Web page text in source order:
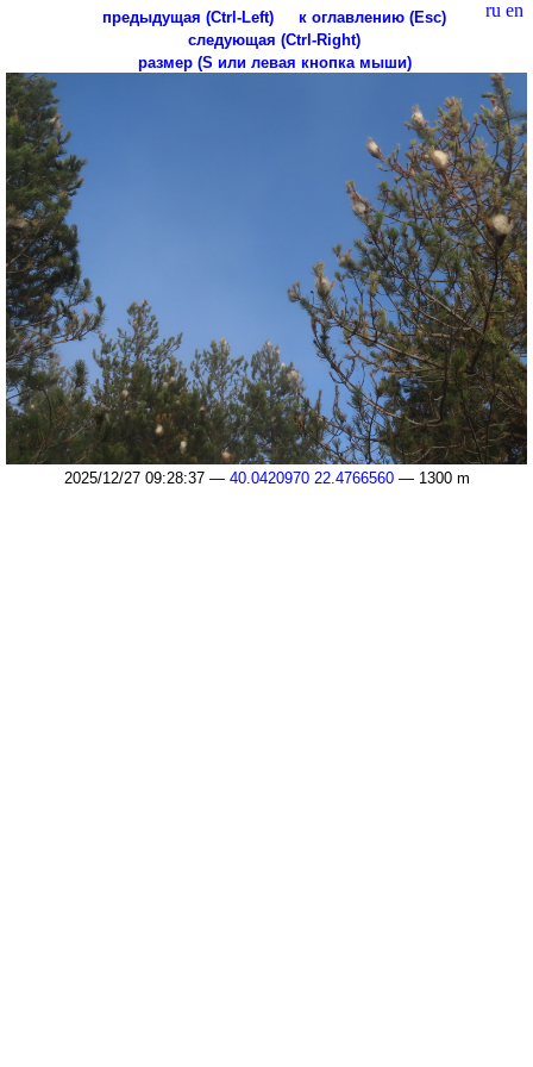
ru en
предыдущая (Ctrl-Left)
к оглавлению (Esc)
следующая (Ctrl-Right)
размер (S или левая кнопка мыши)
2025/12/27 09:28:37 — 40.0420970 22.4766560— 1300 m